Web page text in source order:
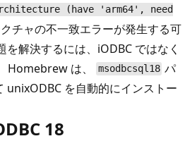
(have 'arm64', need
チャの不一致エラーが発生する可
解決するには、iODBC ではなく
Homebrew は、
msodbcsql18 パ
unixODBC を自動的にインストー
18